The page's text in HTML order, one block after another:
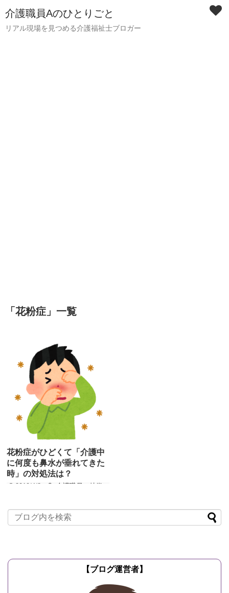
介護職員Aのひとりごと
リアル現場を見つめる介護福祉士ブロガー
「 花粉症 」 一覧
花粉症がひどくて「介護中
に何度も鼻水が垂れてきた
時」の対処法は？
2019/4/8 介護職員の特徴
ょうか。 くしゃみ 鼻水 目の...
記事を読む
【ブログ運営者】